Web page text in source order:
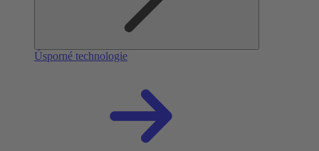
Úsporné technologie